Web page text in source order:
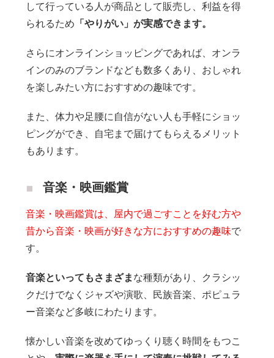
して行っている人が商品として販売し、利益を得
られるため 「やりがい」が実感できます。
さらにオンラインショッピングであれば、オンラ
インのみのブランドなども数多くあり、おしゃれ
を楽しみたい方におすすめの趣味です。
また、体力や足腰に自信がない人も手軽にショッ
ピングができ、自宅まで届けてもらえるメリット
もあります。
音楽・映画鑑賞
音楽・映画鑑賞は、屋内で過ごすことを好む方や
昔から音楽・映画が好きな方におすすめの趣味で
す。
音楽といってもさまざまな種類があり、クラシッ
クだけでなくジャズや演歌、民族音楽、ポピュラ
ー音楽など多岐にわたります。
懐かしい音楽を改めてゆっくり聴く時間をもつこ